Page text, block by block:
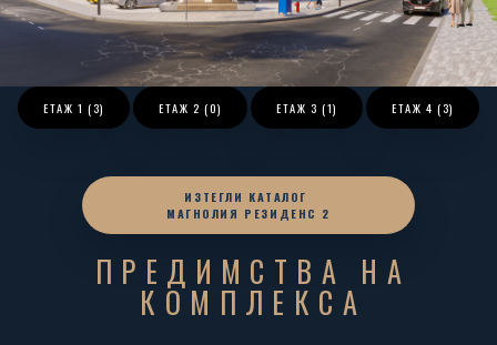
ЕТАЖ1 (3) ЕТАЖ 2 (0) ЕТАЖ 3 (1) ЕТАЖ 4 (3)
ИЗТЕГЛИ КАТАЛОГ
МАГНОЛИЯ РЕЗИДЕНС 2
ПРЕДИМСТВА НА
КОМПЛЕКСА